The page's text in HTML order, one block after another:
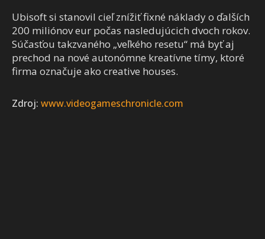
Ubisoft si stanovil cieľ znížiť fixné náklady o ďalších
200 miliónov eur počas nasledujúcich dvoch rokov.
Súčasťou takzvaného „veľkého resetu“ má byť aj
prechod na nové autonómne kreatívne tímy, ktoré
firma označuje ako creative houses.
Zdroj: www.videogameschronicle.com